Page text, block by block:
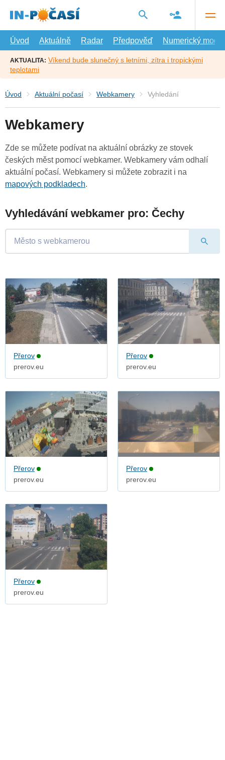
hlavní
Úvod
Aktuálně Radar Předpověď Numerický model
AKTUALITA: Víkend bude slunečný s letními, zítra i tropickými
teplotami
Úvod Aktuální počasí Webkamery Vyhledání
Webkamery
Zde se můžete podívat na aktuální obrázky ze stovek
českých měst pomocí webkamer. Webkamery vám odhalí
aktuální počasí. Webkamery si můžete zobrazit i na
mapových podkladech.
Vyhledávání webkamer pro: Čechy
Přerov
prerov.eu
Přerov
prerov.eu
Přerov
prerov.eu
Přerov
prerov.eu
Přerov
prerov.eu